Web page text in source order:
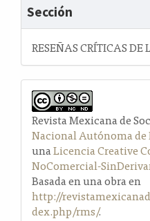
Sección
RESEÑAS CRÍTICAS DE
Revista Mexicana de
Nacional Autónoma de
unaLicencia Creative
NoComercial-
Basada en una obra en
http://
dex.php/rms/.